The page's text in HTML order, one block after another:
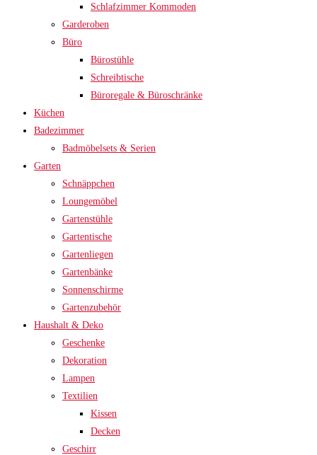
Schlafzimmer Kommoden
Garderoben
Büro
Bürostühle
Schreibtische
Büroregale & Büroschränke
Küchen
Badezimmer
Badmöbelsets & Serien
Garten
Schnäppchen
Loungemöbel
Gartenstühle
Gartentische
Gartenliegen
Gartenbänke
Sonnenschirme
Gartenzubehör
Haushalt & Deko
Geschenke
Dekoration
Lampen
Textilien
Kissen
Decken
Geschirr